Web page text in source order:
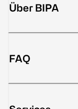
Über BIPA
FAQ